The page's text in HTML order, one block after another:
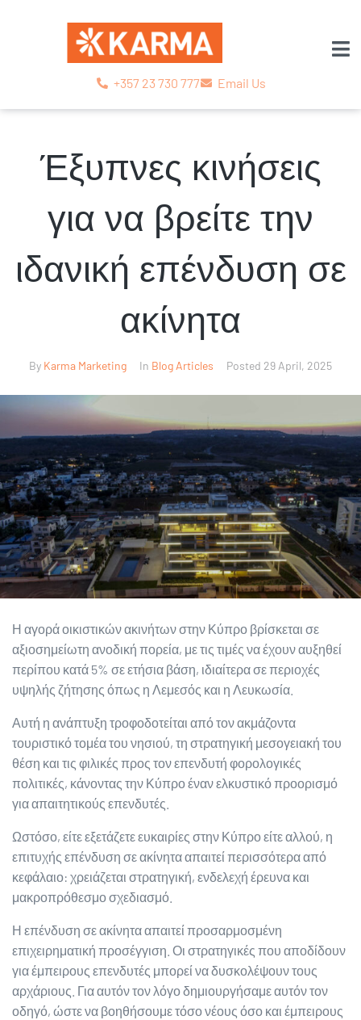
+357 23 730 777 Email Us
Έξυπνες κινήσεις
για να βρείτε την
ιδανική επένδυση σε
ακίνητα
By Karma Marketing In Blog Articles Posted 29 April, 2025
Η αγορά οικιστικών ακινήτων στην Κύπρο βρίσκεται σε
αξιοσημείωτη ανοδική πορεία, με τις τιμές να έχουν αυξηθεί
περίπου κατά 5% σε ετήσια βάση, ιδιαίτερα σε περιοχές
υψηλής ζήτησης όπως η Λεμεσός και η Λευκωσία.
Αυτή η ανάπτυξη τροφοδοτείται από τον ακμάζοντα
τουριστικό τομέα του νησιού, τη στρατηγική μεσογειακή του
θέση και τις φιλικές προς τον επενδυτή φορολογικές
πολιτικές, κάνοντας την Κύπρο έναν ελκυστικό προορισμό
για απαιτητικούς επενδυτές.
Ωστόσο, είτε εξετάζετε ευκαιρίες στην Κύπρο είτε αλλού, η
επιτυχής επένδυση σε ακίνητα απαιτεί περισσότερα από
κεφάλαιο: χρειάζεται στρατηγική, ενδελεχή έρευνα και
μακροπρόθεσμο σχεδιασμό.
Η επένδυση σε ακίνητα απαιτεί προσαρμοσμένη
επιχειρηματική προσέγγιση. Οι στρατηγικές που αποδίδουν
για έμπειρους επενδυτές μπορεί να δυσκολέψουν τους
αρχάριους. Για αυτόν τον λόγο δημιουργήσαμε αυτόν τον
οδηγό, ώστε να βοηθήσουμε τόσο νέους όσο και έμπειρους